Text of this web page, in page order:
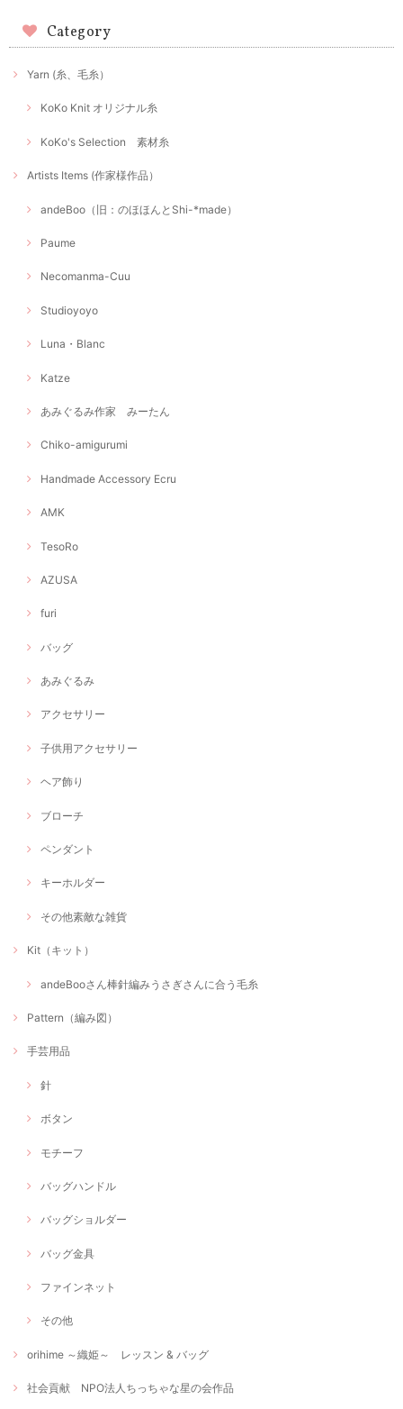
Category
Yarn (糸、毛糸）
KoKo Knit オリジナル糸
KoKo's Selection 素材糸
Artists Items (作家様作品）
andeBoo（旧：のほほんとShi-*made）
Paume
Necomanma-Cuu
Studioyoyo
Luna・Blanc
Katze
あみぐるみ作家 みーたん
Chiko-amigurumi
Handmade Accessory Ecru
AMK
TesoRo
AZUSA
furi
バッグ
あみぐるみ
アクセサリー
子供用アクセサリー
ヘア飾り
ブローチ
ペンダント
キーホルダー
その他素敵な雑貨
Kit（キット）
andeBooさん棒針編みうさぎさんに合う毛糸
Pattern（編み図）
手芸用品
針
ボタン
モチーフ
バッグハンドル
バッグショルダー
バッグ金具
ファインネット
その他
orihime ～織姫～ レッスン & バッグ
社会貢献 NPO法人ちっちゃな星の会作品